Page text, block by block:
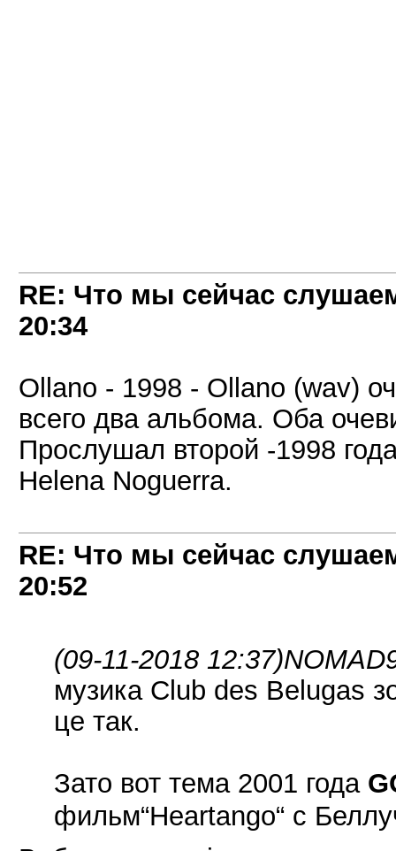
RE: Что мы сейчас
20:34
Ollano - 1998 - Ollano (wav)
всего два альбома. Оба
Прослушал второй -1998
Helena Noguerra.
RE: Что мы сейчас
20:52
(09-11-2018 12:37)
музика Club des Belugas
це так.
Зато вот тема 2001 года
фильм“Heartango“ с